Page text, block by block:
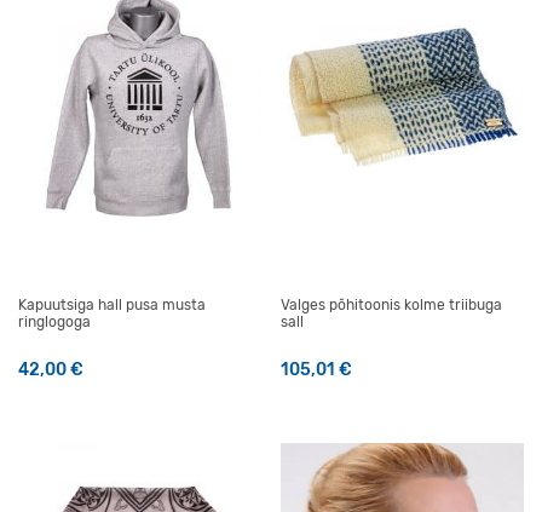
Kapuutsiga hall pusa musta
ringlogoga
42,00€
Valges põhitoonis kolme triibuga
sall
105,01€